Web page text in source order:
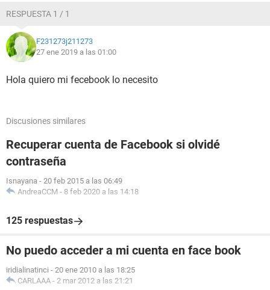
RESPUESTA 1 / 1
F231273j211273
27 ene 2019 a las 01:00
Hola quiero mi fecebook lo necesito
Discusiones similares
Recuperar cuenta de Facebook si olvidé
contraseña
Isnayana - 20 feb 2015 a las 06:49
AndreaCCM - 8 feb 2020 a las 14:18
125 respuestas
No puedo acceder a mi cuenta en face book
iridialinatinci - 20 ene 2010 a las 18:25
CARLAAA - 2 mar 2012 a las 21:21